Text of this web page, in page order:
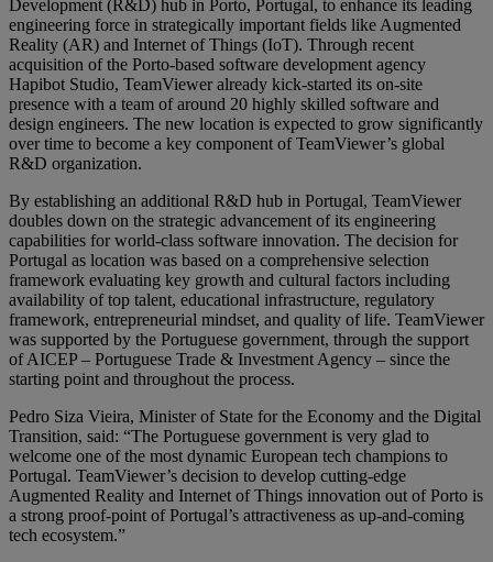
Development (R&D) hub in Porto, Portugal, to enhance its leading
engineering force in strategically important fields like Augmented
Reality (AR) and Internet of Things (IoT). Through recent
acquisition of the Porto-based software development agency
Hapibot Studio, TeamViewer already kick-started its on-site
presence with a team of around 20 highly skilled software and
design engineers. The new location is expected to grow significantly
over time to become a key component of TeamViewer’s global
R&D organization.
By establishing an additional R&D hub in Portugal, TeamViewer
doubles down on the strategic advancement of its engineering
capabilities for world-class software innovation. The decision for
Portugal as location was based on a comprehensive selection
framework evaluating key growth and cultural factors including
availability of top talent, educational infrastructure, regulatory
framework, entrepreneurial mindset, and quality of life. TeamViewer
was supported by the Portuguese government, through the support
of AICEP – Portuguese Trade & Investment Agency – since the
starting point and throughout the process.
Pedro Siza Vieira, Minister of State for the Economy and the Digital
Transition, said: “The Portuguese government is very glad to
welcome one of the most dynamic European tech champions to
Portugal. TeamViewer’s decision to develop cutting-edge
Augmented Reality and Internet of Things innovation out of Porto is
a strong proof-point of Portugal’s attractiveness as up-and-coming
tech ecosystem.”